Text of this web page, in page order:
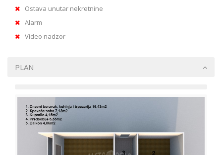
Ostava unutar nekretnine
Alarm
Video nadzor
PLAN